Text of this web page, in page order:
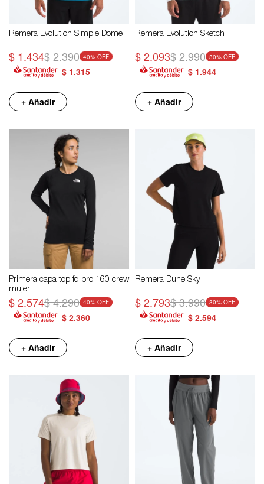
Remera Evolution Simple Dome
$ 1.434$2.390 40
$ 1.315
+ Añadir
Remera Evolution Sketch
$2.093$2.990 30
$ 1.944
+ Añadir
Primera capa top fd pro 160 crew
mujer
$2.574$4.290 40
$ 2.360
+ Añadir
Remera Dune Sky
$2.793$3.990 30
$ 2.594
+ Añadir